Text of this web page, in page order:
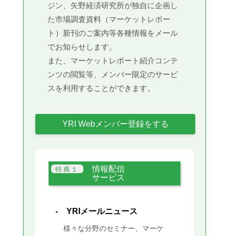
ジン、矢野経済研究所が独自に企画し
た市場調査資料（マーケットレポー
ト）新刊のご案内等各種情報をメール
でお知らせします。
また、マーケットレポート紹介コンテ
ンツの閲覧等、メンバー限定のサービ
スを利用することができます。
YRI Webメンバー登録をする
情報配信
サービス
YRIメールニュース
様々な分野のセミナー、マーケ